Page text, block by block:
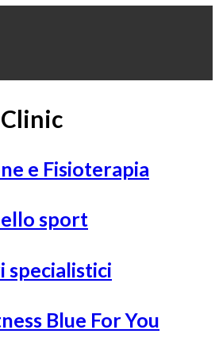
e Fisioterapia
sport
specialistici
Blue For You